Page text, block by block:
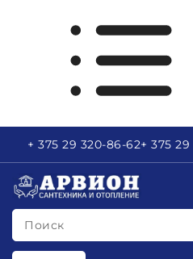
+ 375 29 320-86-62+ 375 29
Поиск